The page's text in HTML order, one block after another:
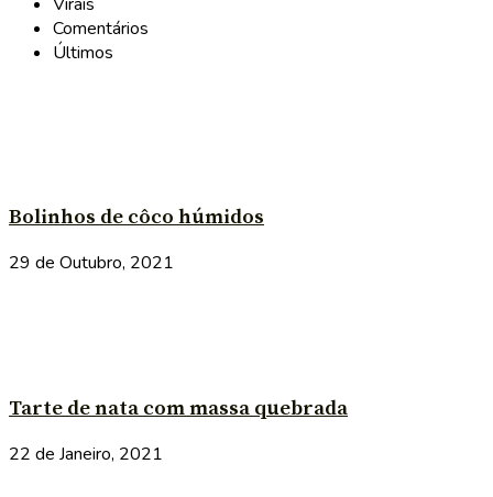
Comentários
Últimos
Bolinhos de côco húmidos
29 de Outubro, 2021
Tarte de nata com massa quebrada
22 de Janeiro, 2021